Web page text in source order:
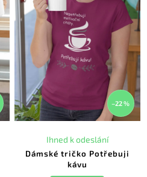
–22 %
Dámské tričko Potřebuji
kávu
Ihned k odeslání